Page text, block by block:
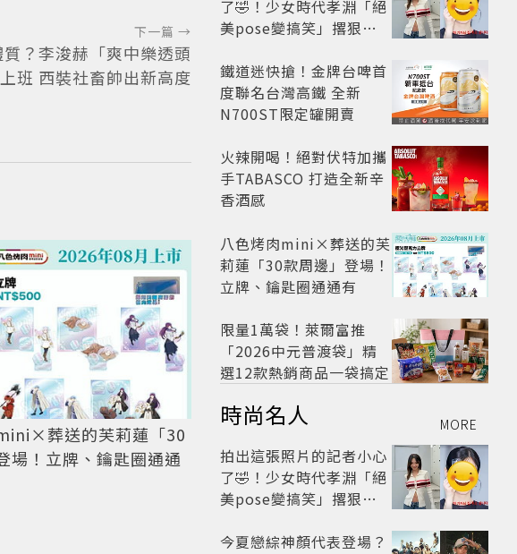
下一篇 →
？李浚赫「爽中樂透頭
班 西裝社畜帥出新高度
葬送的芙莉蓮「30
場！立牌、鑰匙圈通通
了🤣！少女時代孝淵「絕
美pose變搞笑」撂狠
鐵道迷快搶！金牌台啤首
度聯名台灣高鐵 全新
N700ST限定罐開賣
火辣開喝！絕對伏特加攜
手TABASCO 打造全新辛
香酒感
八色烤肉mini×葬送的芙
莉蓮「30款周邊」登場！
立牌、鑰匙圈通通有
限量1萬袋！萊爾富推
「2026中元普渡袋」精
選12款熱銷商品一袋搞定
時尚名人 MORE
拍出這張照片的記者小心
了🤣！少女時代孝淵「絕
美pose變搞笑」撂狠
今夏戀綜神顏代表登場？